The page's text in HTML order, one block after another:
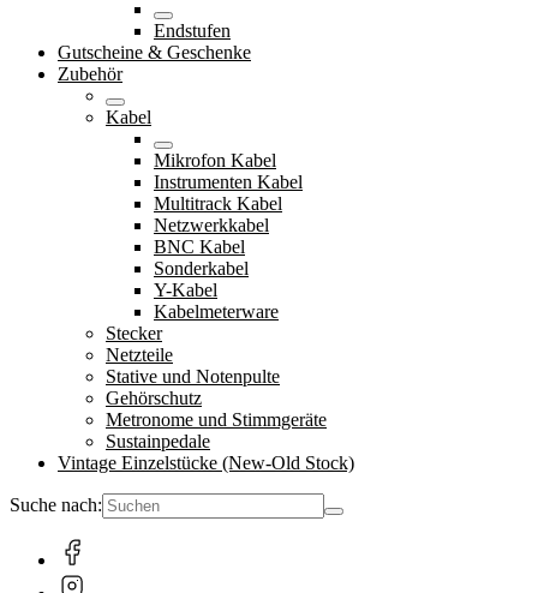
Endstufen
Gutscheine & Geschenke
Zubehör
Kabel
Mikrofon Kabel
Instrumenten Kabel
Multitrack Kabel
Netzwerkkabel
BNC Kabel
Sonderkabel
Y-Kabel
Kabelmeterware
Stecker
Netzteile
Stative und Notenpulte
Gehörschutz
Metronome und Stimmgeräte
Sustainpedale
Vintage Einzelstücke (New-Old Stock)
Suche nach: